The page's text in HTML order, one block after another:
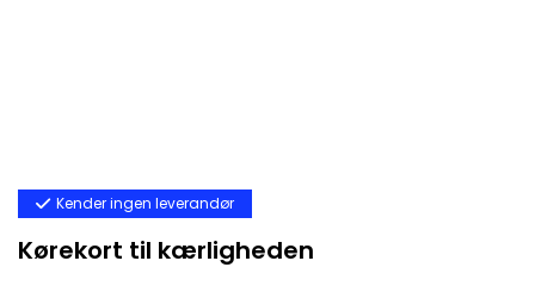
Kender ingen leverandør
Kørekort til kærligheden